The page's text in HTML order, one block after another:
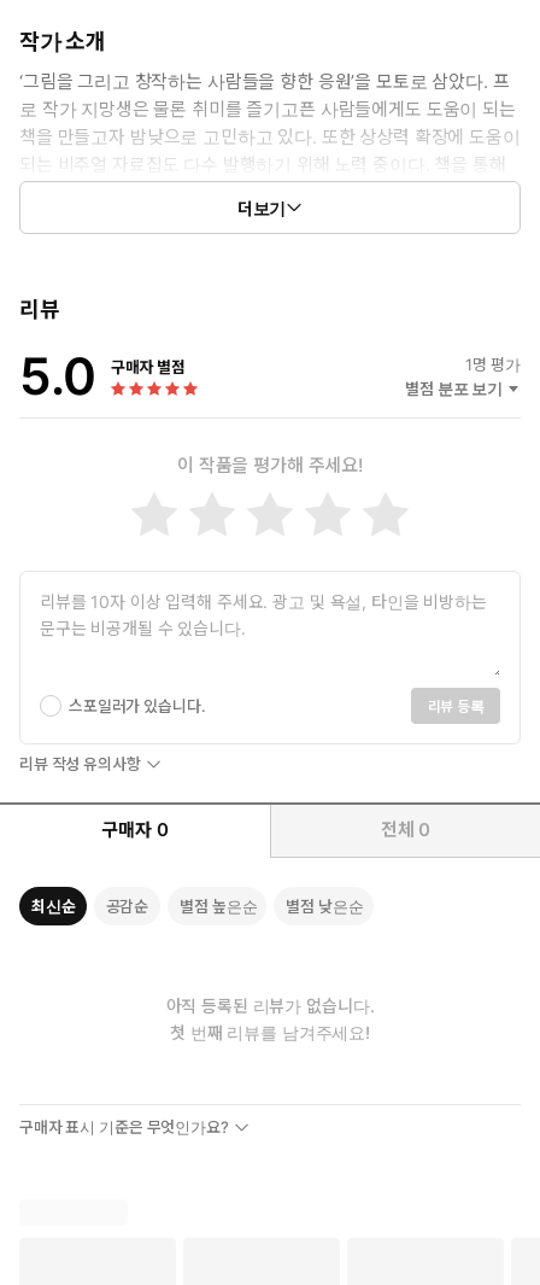
작가 소개
‘그림을 그리고 창작하는 사람들을 향한 응원’을 모토로 삼았다. 프
로 작가 지망생은 물론 취미를 즐기고픈 사람들에게도 도움이 되는
책을 만들고자 밤낮으로 고민하고 있다. 또한 상상력 확장에 도움이
되는 비주얼 자료집도 다수 발행하기 위해 노력 중이다. 책을 통해
창작의 기쁨과 즐거움을 공유하고 독자들에게 새로운 시대를 만들
수 있는 독특한 발상을 제공할 수 있기를 바란다.
더보기
리뷰
5.0 구매자 별점 1명 평가
별점 분포 보기
이 작품을 평가해 주세요!
스포일러가 있습니다. 리뷰 등록
리뷰 작성 유의사항
구매자 0 전체 0
최신순 공감순 별점 높은순 별점 낮은순
아직 등록된 리뷰가 없습니다.
첫 번째 리뷰를 남겨주세요!
구매자 표시 기준은 무엇인가요?